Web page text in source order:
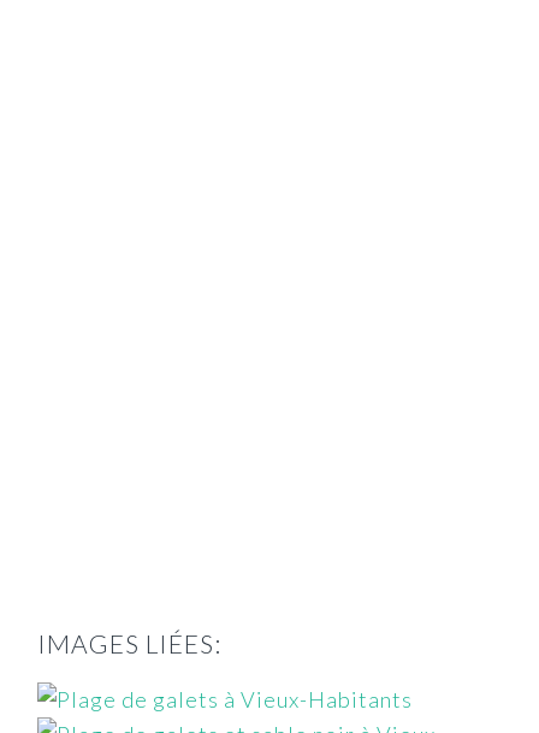
IMAGES LIÉES: